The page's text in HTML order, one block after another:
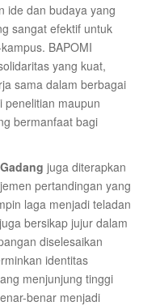
ide dan budaya yang
sangat efektif untuk
BAPOMI
yang kuat,
sama dalam berbagai
penelitian maupun
bermanfaat bagi
juga diterapkan
pertandingan yang
laga menjadi teladan
bersikap jujur dalam
diselesaikan
identitas
menjunjung tinggi
benar menjadi